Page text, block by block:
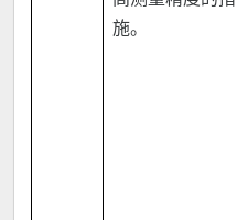
施。